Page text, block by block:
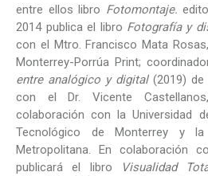
entre ellos libro Fotomontaje.
2014 publica el libro Fotografía y
con el Mtro. Francisco Mata
Monterrey-Porrúa Print;
entre analógico y digital(2019) de
con el Dr. Vicente
colaboración con la Universidad
Tecnológico de Monterrey y la
Metropolitana. En colaboración
publicará el libro
Visualidad